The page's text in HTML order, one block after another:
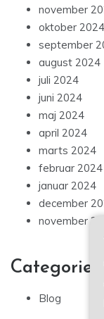
november
oktober 2024
september
august 2024
juli 2024
juni 2024
maj 2024
april 2024
marts 2024
februar 2024
januar 2024
december
november
Categories
Blog